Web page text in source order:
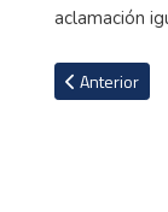
aclamación
Artículo
Anterior